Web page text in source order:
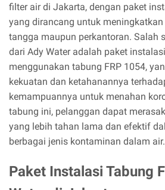
filter air di Jakarta, dengan paket
yang dirancang untuk
tangga maupun perkantoran. Salah
dari Ady Water adalah paket
menggunakan tabung FRP 1054,
kekuatan dan ketahanannya
kemampuannya untuk menahan
tabung ini, pelanggan dapat
yang lebih tahan lama dan efektif
berbagai jenis kontaminan dalam air.
Paket Instalasi Tabung